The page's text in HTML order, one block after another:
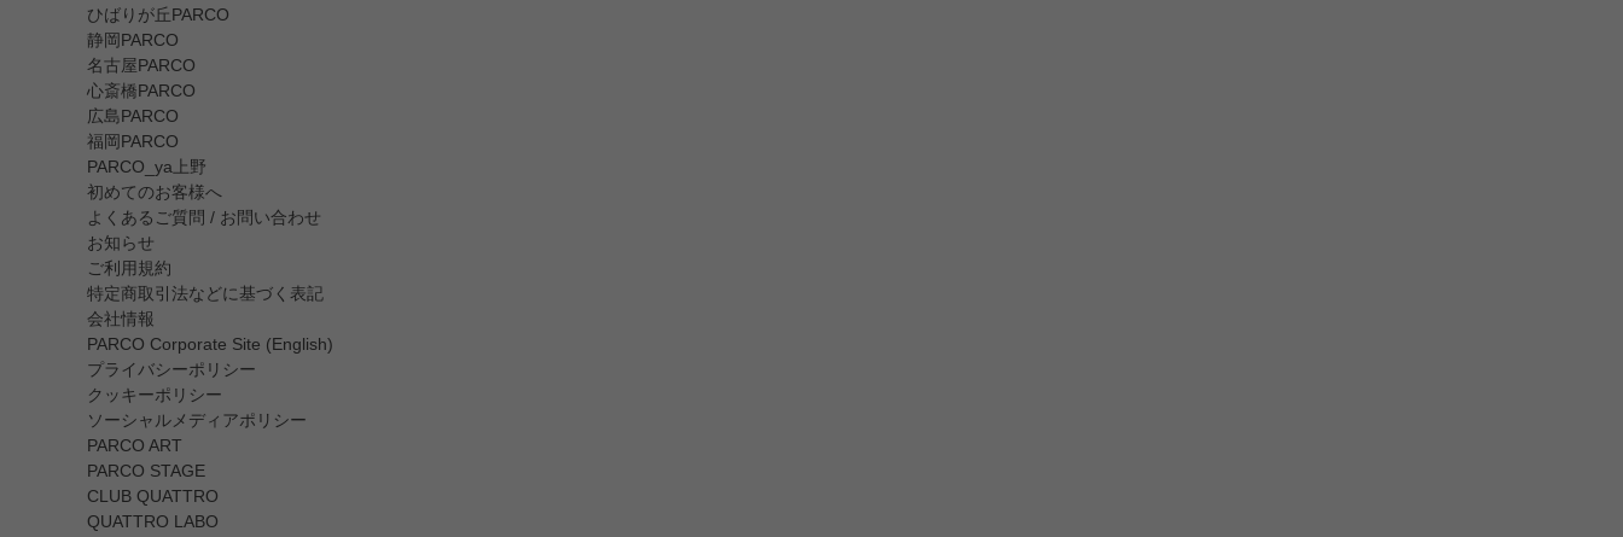
ひばりが丘PARCO
静岡PARCO
名古屋PARCO
心斎橋PARCO
広島PARCO
福岡PARCO
PARCO_ya上野
初めてのお客様へ
よくあるご質問 / お問い合わせ
お知らせ
ご利用規約
特定商取引法などに基づく表記
会社情報
PARCO Corporate Site (English)
プライバシーポリシー
クッキーポリシー
ソーシャルメディアポリシー
PARCO ART
PARCO STAGE
CLUB QUATTRO
QUATTRO LABO